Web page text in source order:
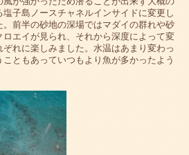
子島ノースチャネルインサイドに変更し
前半の砂地の深場ではマダイの群れや砂
エイが見られ、それから深度によって変
れに楽しみました。水温はあまり変わっ
ともあっていつもより魚が多かったよう